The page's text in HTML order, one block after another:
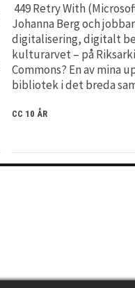
449 Retry With
Johanna Berg och
digitalisering, digitalt
kulturarvet – på
Commons? En av mina
bibliotek i det breda
CC 10 ÅR